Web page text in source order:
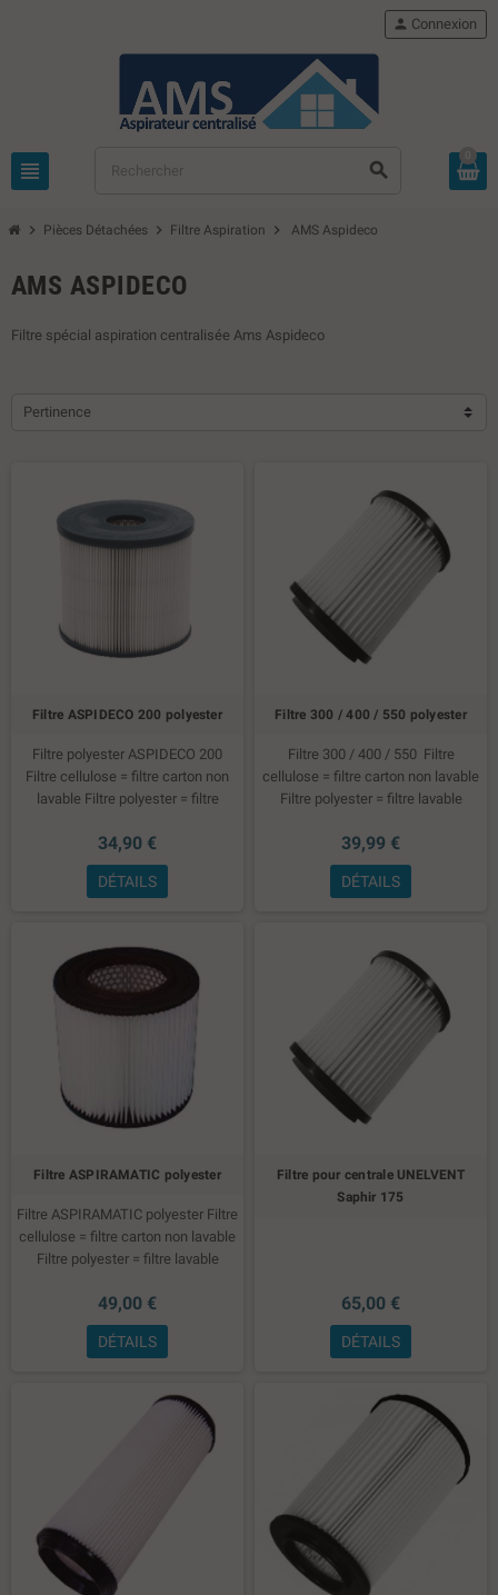
view_headline search
person Connexion
chevron_right Pièces Détachées chevron_right Filtre Aspiration chevron_right AMS Aspideco
AMS ASPIDECO
Filtre spécial aspiration centralisée Ams Aspideco
Pertinence
Filtre ASPIDECO 200 polyester
Filtre polyester ASPIDECO 200
Filtre cellulose = filtre carton non
lavable Filtre polyester = filtre
34,90 €
DÉTAILS
Filtre 300 / 400 / 550 polyester
Filtre 300 / 400 / 550 Filtre
cellulose = filtre carton non lavable
Filtre polyester = filtre lavable
39,99 €
DÉTAILS
Filtre ASPIRAMATIC polyester
Filtre ASPIRAMATIC polyester Filtre
cellulose = filtre carton non lavable
Filtre polyester = filtre lavable
49,00 €
DÉTAILS
Filtre pour centrale UNELVENT
Saphir 175
65,00 €
DÉTAILS